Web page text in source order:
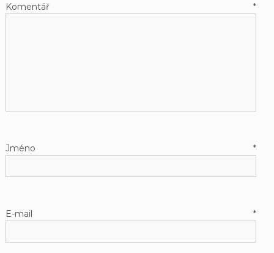
Komentář*
Jméno*
E-mail*